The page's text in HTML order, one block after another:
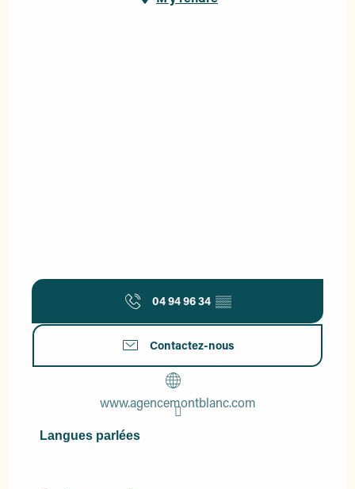
04 94 96 34 ▒▒
Contactez-nous
www.agencemontblanc.com
Langues parlées
Langues parlées